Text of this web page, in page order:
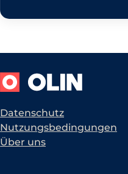
Datenschutz
Nutzungsbedingungen
Über uns